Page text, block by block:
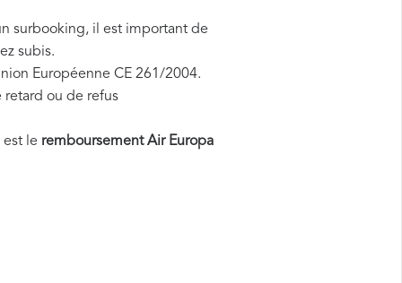
surbooking, il est important de
subis.
Européenne CE 261/2004.
retard ou de refus
le remboursement Air Europa